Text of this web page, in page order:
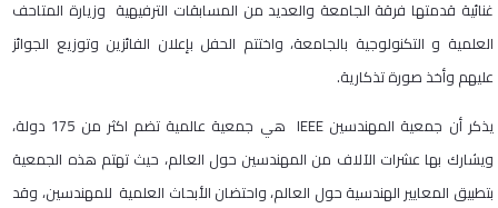
غنائية قدمتها فرقة الجامعة والعديد من المسابقات الترفيهية وزيارة المتاحف
العلمية و التكنولوجية بالجامعة، واختتم الحفل بإعلان الفائزين وتوزيع الجوائز
عليهم وأخذ صورة تذكارية.
يذكر أن جمعية المهندسين IEEE هي جمعية عالمية تضم اكثر من 175 دولة،
ويشارك بها عشرات الآلاف من المهندسين حول العالم، حيث تهتم هذه الجمعية
بتطبيق المعايير الهندسية حول العالم، واحتضان الأبحاث العلمية للمهندسين، وقد